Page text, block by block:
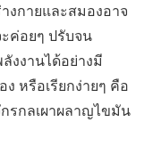
งกายและสมองอาจ
ค่อยๆ ปรับจน
งงานได้อย่างมี
หรือเรียกง่ายๆ คือ
กรกลเผาผลาญไขมัน